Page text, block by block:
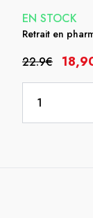
EN STOCK
Retrait en
22.9€